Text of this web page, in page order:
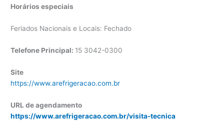
Horários especiais
Feriados Nacionais e Locais: Fechado
Telefone Principal: 15 3042-0300
Site
https://www.arefrigeracao.com.br
URL de agendamento
https://www.arefrigeracao.com.br/visita-tecnica